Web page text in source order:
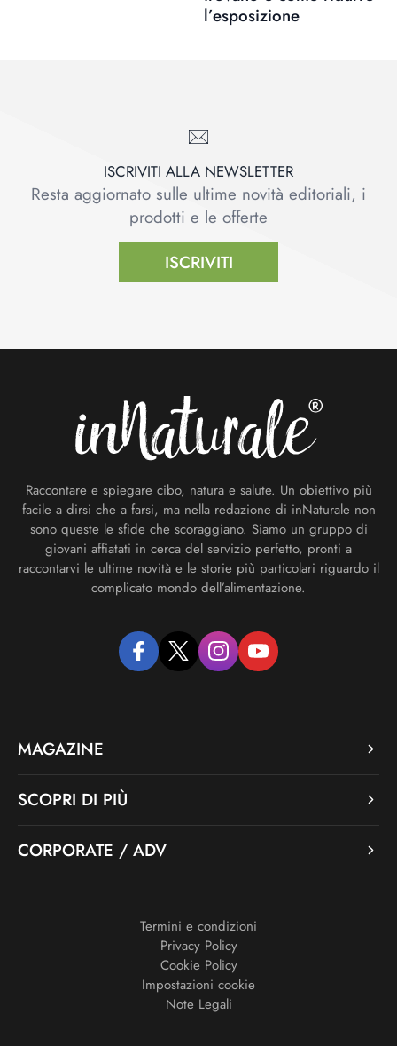
l’esposizione
ISCRIVITI ALLA NEWSLETTER
Resta aggiornato sulle ultime novità editoriali, i
prodotti e le offerte
ISCRIVITI
Raccontare e spiegare cibo, natura e salute. Un obiettivo più
facile a dirsi che a farsi, ma nella redazione di inNaturale non
sono queste le sfide che scoraggiano. Siamo un gruppo di
giovani affiatati in cerca del servizio perfetto, pronti a
raccontarvi le ultime novità e le storie più particolari riguardo il
complicato mondo dell’alimentazione.
facebooktwitter instagramyoutube
MAGAZINE
SCOPRI DI PIÙ
CORPORATE / ADV
Termini e condizioni
Privacy Policy
Cookie Policy
Impostazioni cookie
Note Legali